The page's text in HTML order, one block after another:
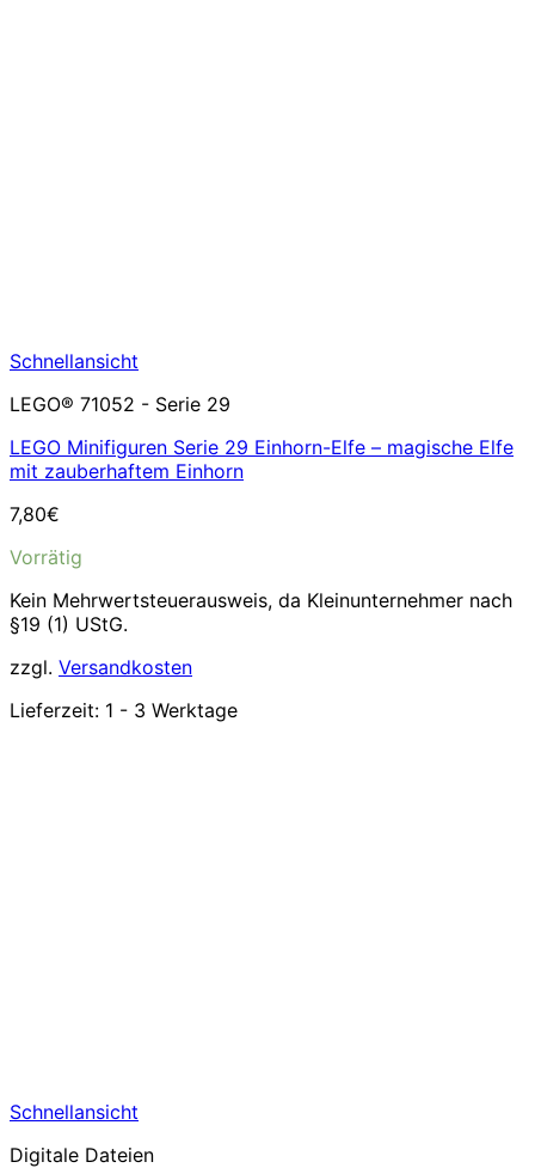
Schnellansicht
LEGO® 71052 - Serie 29
LEGO Minifiguren Serie 29 Einhorn-Elfe – magische Elfe
mit zauberhaftem Einhorn
7,80€
Vorrätig
Kein Mehrwertsteuerausweis, da Kleinunternehmer nach
§19 (1) UStG.
zzgl. Versandkosten
Lieferzeit: 1 - 3 Werktage
Schnellansicht
Digitale Dateien